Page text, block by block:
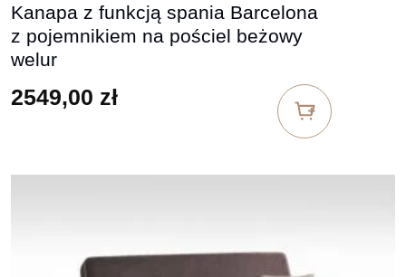
Kanapa z funkcją spania Barcelona
z pojemnikiem na pościel beżowy
welur
2549,00 zł